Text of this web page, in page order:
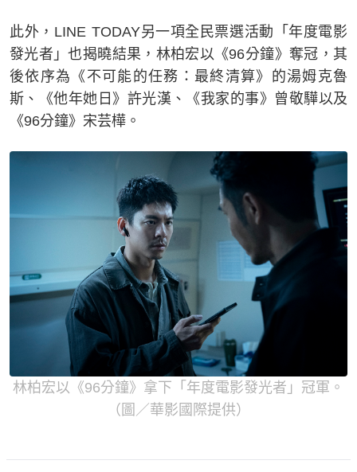
此外，LINE TODAY另一項全民票選活動「年度電影
發光者」也揭曉結果，林柏宏以《96分鐘》奪冠，其
後依序為《不可能的任務：最終清算》的湯姆克魯
斯、《他年她日》許光漢、《我家的事》曾敬驊以及
《96分鐘》宋芸樺。
林柏宏以《96分鐘》拿下「年度電影發光者」冠軍。
（圖／華影國際提供）